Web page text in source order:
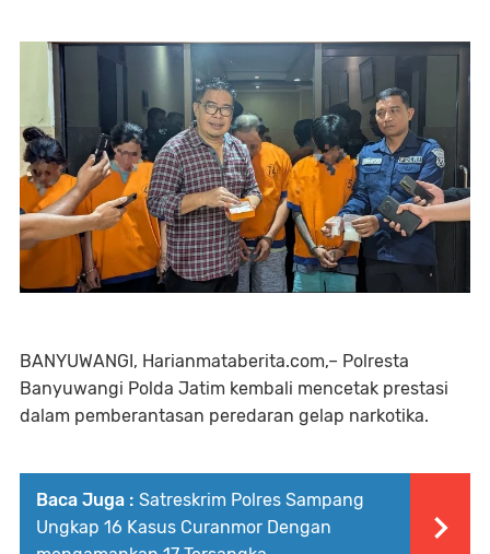
BANYUWANGI, Harianmataberita.com,– Polresta
Banyuwangi Polda Jatim kembali mencetak prestasi
dalam pemberantasan peredaran gelap narkotika.
Baca Juga : Satreskrim Polres Sampang
Ungkap 16 Kasus Curanmor Dengan